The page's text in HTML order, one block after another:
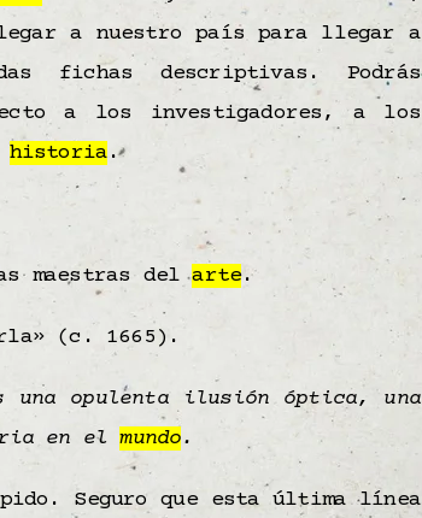
a nuestro país para llegar a
fichas descriptivas. Podrás
a los investigadores, a los
historia .
maestras delarte.
(c. 1665).
una opulenta ilusión óptica, una
en elmundo.
Seguro que esta última línea